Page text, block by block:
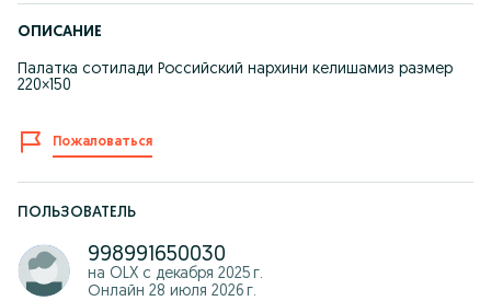
ОПИСАНИЕ
Палатка сотилади Российский нархини келишамиз размер
220×150
Пожаловаться
ПОЛЬЗОВАТЕЛЬ
998991650030
на OLX с декабря 2025 г.
Онлайн 28 июля 2026 г.